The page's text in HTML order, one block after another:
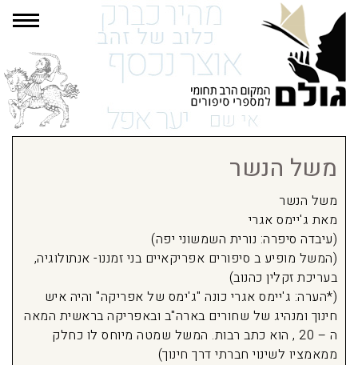
משל הנשר
משל הנשר
מאת ג'יימס אגרי
(עיבדה סיפרה: נורית השמשוני יפה)
(המשל מופיע ב סיפורים אפריקאיים בני זמננו- אנתולוגיה,
בעריכת זקלין כהנוב)
(*הערה: ג'יימס אגרי כונה "ג'ימס של אפריקה" והיה איש
חינוך ומנהיג של שחורים בארה"ב ובאפריקה בראשית המאה
ה – 20 , הוא כתב רבות. המשל שמטה מיוחס לו כחלק
ממאמציו לשינוי חברתי דרך חינוך)